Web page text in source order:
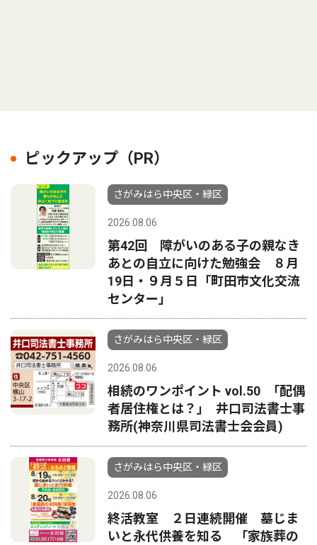
ピックアップ（PR）
さがみはら中央区・緑区
2026.08.06
第42回 障がいのある子の親なき
あとの自立に向けた勉強会 ８月
19日・９月５日「町田市文化交流
センター」
さがみはら中央区・緑区
2026.08.06
相続のワンポイント vol.50 ｢配偶
者居住権とは？｣ 井口司法書士事
務所(神奈川県司法書士会会員)
さがみはら中央区・緑区
2026.08.06
終活教室 ２日連続開催 墓じま
いと永代供養を知る 「家族葬の